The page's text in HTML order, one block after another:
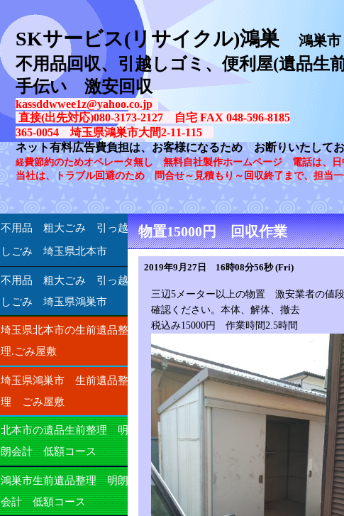
SKサービス(リサイクル)鴻巣 鴻巣市
不用品回収、引越しゴミ、便利屋(遺品生
手伝い 激安回収
kassddwwee1z@yahoo.co.jp
直接(出先対応)080-3173-2127 自宅 FAX 048-596-8185
365-0054 埼玉県鴻巣市大間2-11-115
ネット有料広告費負担は、お客様になるため お断りいたし
経費節約のためオペレータ無し 無料自社製作ホームページ 電話は、日
当社は、トラブル回避のため 問合せ～見積もり～回収終了まで、担当
物置15000円 回収作業
2019年9月27日 16時08分56秒 (Fri)
三辺5メーター以上の物置 激安業者の値
確認ください。本体、解体、撤去
税込み15000円 作業時間2.5時間
不用品 粗大ごみ 引っ越
しごみ 埼玉県北本市
不用品 粗大ごみ 引っ越
しごみ 埼玉県鴻巣市
埼玉県北本市の生前遺品整
理.ごみ屋敷
埼玉県鴻巣市 生前遺品整
理 ごみ屋敷
北本市の遺品生前整理 明
朗会計 低額コース
鴻巣市生前遺品整理 明朗
会計 低額コース